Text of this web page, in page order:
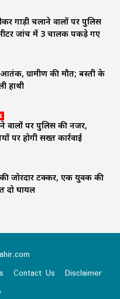
गाड़ी चलाने वालों पर पुलिस
जांच में 3 चालक पकड़े गए
ग्रामीण की मौत; बस्ती के
हाथी
वालों पर पुलिस की नजर,
पर होगी सख्त कार्रवाई
जोरदार टक्कर, एक युवक की
दो घायल
Contact Us
Disclaimer